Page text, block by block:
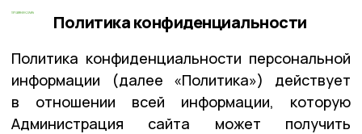
Политика конфиденциальности
Политика конфиденциальности персональной
информации (далее «Политика») действует
в отношении всей информации, которую
Администрация сайта может получить